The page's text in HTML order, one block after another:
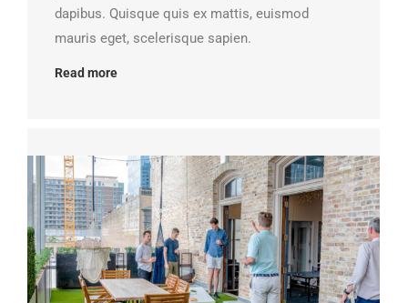
dapibus. Quisque quis ex mattis, euismod
mauris eget, scelerisque sapien.
Read more